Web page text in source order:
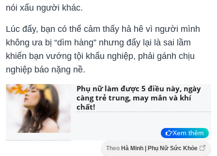
nói xấu người khác.
Lúc đấy, bạn có thể cảm thấy hả hê vì người mình
không ưa bị “dìm hàng” nhưng đấy lại là sai lầm
khiến bạn vướng tội khẩu nghiệp, phải gánh chịu
nghiệp báo nặng nề.
Phụ nữ làm được 5 điều này, ngày
càng trẻ trung, may mắn và khí
chất!
Xem thêm
Theo Hà Minh | Phụ Nữ Sức Khỏe